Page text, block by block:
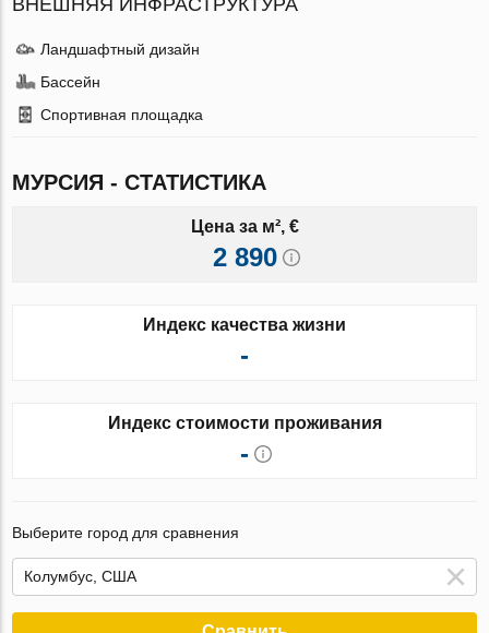
Ландшафтный дизайн
Бассейн
Спортивная площадка
МУРСИЯ - СТАТИСТИКА
Цена за м², €
2 890
Индекс качества жизни
-
Индекс стоимости проживания
-
Выберите город для сравнения